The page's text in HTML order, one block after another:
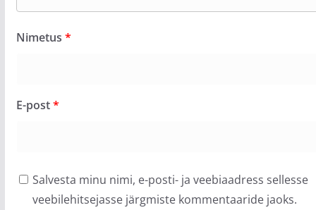
Nimetus *
E-post*
Salvesta minu nimi, e-posti- ja veebiaadress sellesse
veebilehitsejasse järgmiste kommentaaride jaoks.